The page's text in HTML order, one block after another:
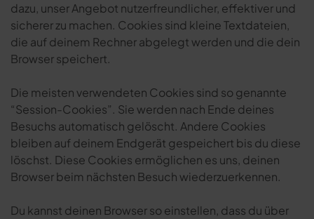
dazu, unser Angebot nutzerfreundlicher, effektiver und
sicherer zu machen. Cookies sind kleine Textdateien,
die auf deinem Rechner abgelegt werden und die dein
Browser speichert.
Die meisten verwendeten Cookies sind so genannte
“Session-Cookies”. Sie werden nach Ende deines
Besuchs automatisch gelöscht. Andere Cookies
bleiben auf deinem Endgerät gespeichert bis du diese
löschst. Diese Cookies ermöglichen es uns, deinen
Browser beim nächsten Besuch wiederzuerkennen.
Du kannst deinen Browser so einstellen, dass du über